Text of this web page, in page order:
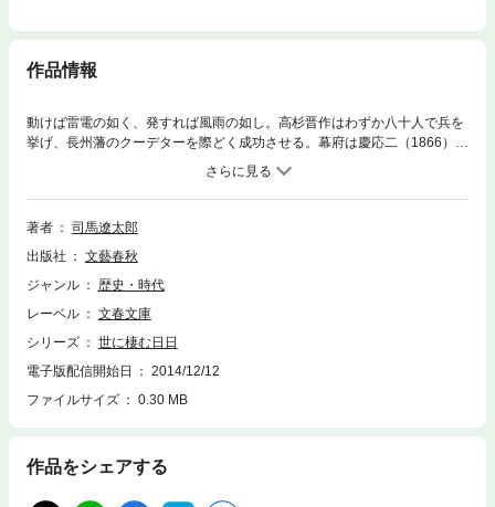
作品情報
動けば雷電の如く、発すれば風雨の如し。高杉晋作はわずか八十人で兵を
挙げ、長州藩のクーデターを際どく成功させる。幕府は慶応二（1866）
年、長州藩を圧し潰そうと天下の兵を糾合し、藩の四方から進攻するが、
時運はすでに移り変わっていた。維新の曙光をその目に認める高杉。しか
し彼は肺を病んでいた——。『世に棲む日日』最終巻。
著者
司馬遼太郎
出版社
文藝春秋
ジャンル
歴史・時代
レーベル
文春文庫
シリーズ
世に棲む日日
電子版配信開始日
2014/12/12
ファイルサイズ
0.30 MB
作品をシェアする